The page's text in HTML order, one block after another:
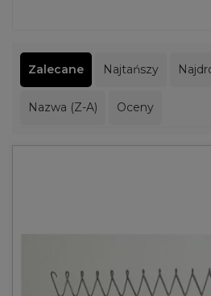
Zalecane Najtańszy
Nazwa (Z-A) Oceny